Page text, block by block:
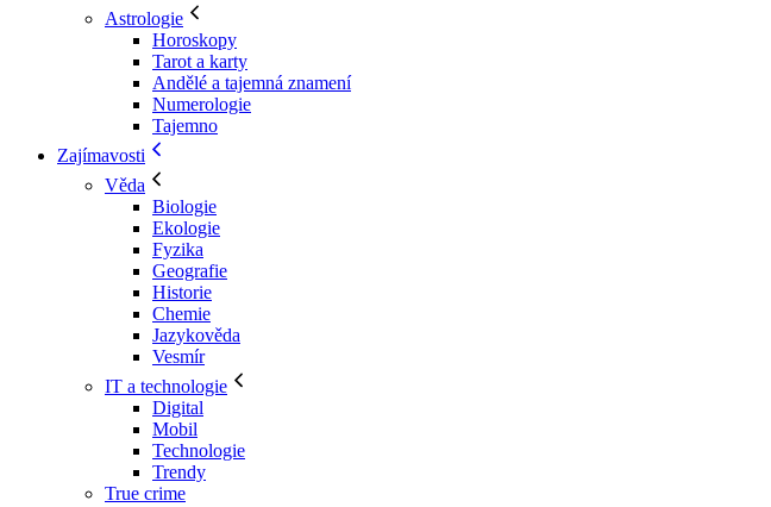
Astrologie
Horoskopy
Tarot a karty
Andělé a tajemná znamení
Numerologie
Tajemno
Zajímavosti
Věda
Biologie
Ekologie
Fyzika
Geografie
Historie
Chemie
Jazykověda
Vesmír
IT a technologie
Digital
Mobil
Technologie
Trendy
True crime